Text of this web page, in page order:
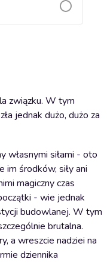
związku. W tym
jednak dużo, dużo za
własnymi siłami - oto
środków, siły ani
magiczny czas
- wie jednak
budowlanej. W tym
brutalna.
a wreszcie nadziei na
dziennika